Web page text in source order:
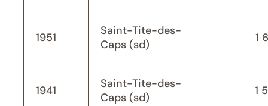
1951
Saint-Tite-des-
Caps (sd)
1
1941
Saint-Tite-des-
Caps (sd)
1